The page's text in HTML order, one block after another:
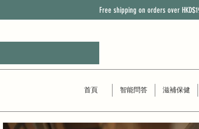
Free shipping on orders over
首頁 智能問答 滋補保健